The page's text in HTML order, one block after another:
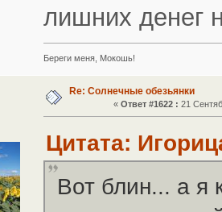
лишних денег
Береги меня, Мокошь!
Re: Солнечные обезьянки
«Ответ #1622 : 21
Цитата:
Вот блин... а я